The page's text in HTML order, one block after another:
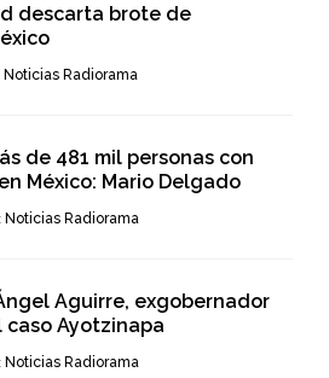
descarta brote de
Noticias Radiorama
de 481 mil personas con
México: Mario Delgado
Noticias Radiorama
Aguirre, exgobernador
caso Ayotzinapa
Noticias Radiorama